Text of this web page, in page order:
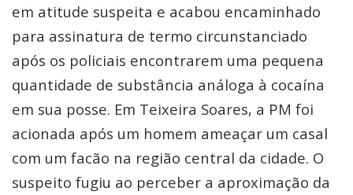
em atitude suspeita e acabou encaminhado
para assinatura de termo circunstanciado
após os policiais encontrarem uma pequena
quantidade de substância análoga à cocaína
em sua posse. Em Teixeira Soares, a PM foi
acionada após um homem ameaçar um casal
com um facão na região central da cidade. O
suspeito fugiu ao perceber a aproximação da